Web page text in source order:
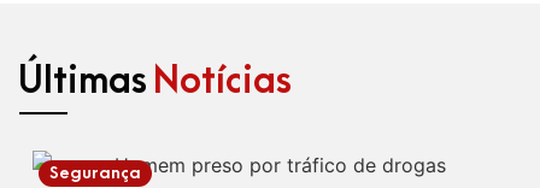
Últimas Notícias
Segurança